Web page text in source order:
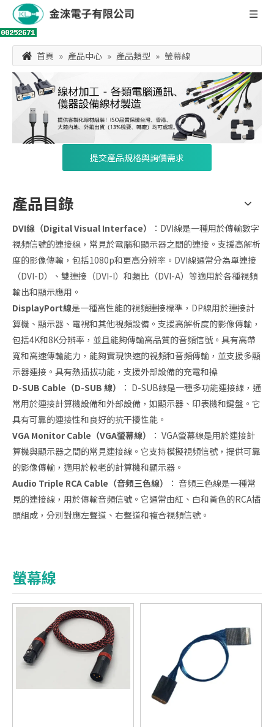
首頁 » 產品中心 » 產品類型 » 螢幕線
提交產品規格與詢價需求
產品目錄
DVI線（Digital Visual Interface）
：DVI線是一種用於傳輸數字
視頻信號的連接線，常見於電腦和顯示器之間的連接。支援高解析
度的影像傳輸，包括1080p和更高分辨率。DVI線通常分為單連接
（DVI-D）、雙連接（DVI-I）和類比（DVI-A）等適用於各種視頻
輸出和顯示應用。
DisplayPort線是一種高性能的視頻連接標準，DP線用於連接計
算機、顯示器、電視和其他視頻設備。支援高解析度的影像傳輸，
包括4K和8K分辨率，並且能夠傳輸高品質的音頻信號。具有高帶
寬和高速傳輸能力，能夠實現快速的視頻和音頻傳輸，並支援多顯
示器連接。具有熱插拔功能，支援外部設備的充電和操
D-SUB Cable（D-SUB 線）
： D-SUB線是一種多功能連接線，通
常用於連接計算機設備和外部設備，如顯示器、印表機和鍵盤。它
具有可靠的連接性和良好的抗干擾性能。
VGA Monitor Cable（VGA螢幕線）
： VGA螢幕線是用於連接計
算機與顯示器之間的常見連接線。它支持模擬視頻信號，提供可靠
的影像傳輸，適用於較老的計算機和顯示器。
Audio Triple RCA Cable（音頻三色線）
： 音頻三色線是一種常
見的連接線，用於傳輸音頻信號。它通常由紅、白和黃色的RCA插
頭組成，分別對應左聲道、右聲道和複合視頻信號。
螢幕線